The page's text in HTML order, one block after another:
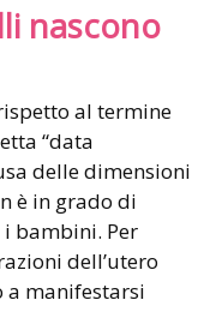
nascono
al termine
“data
delle dimensioni
è in grado di
bambini. Per
dell’utero
a manifestarsi